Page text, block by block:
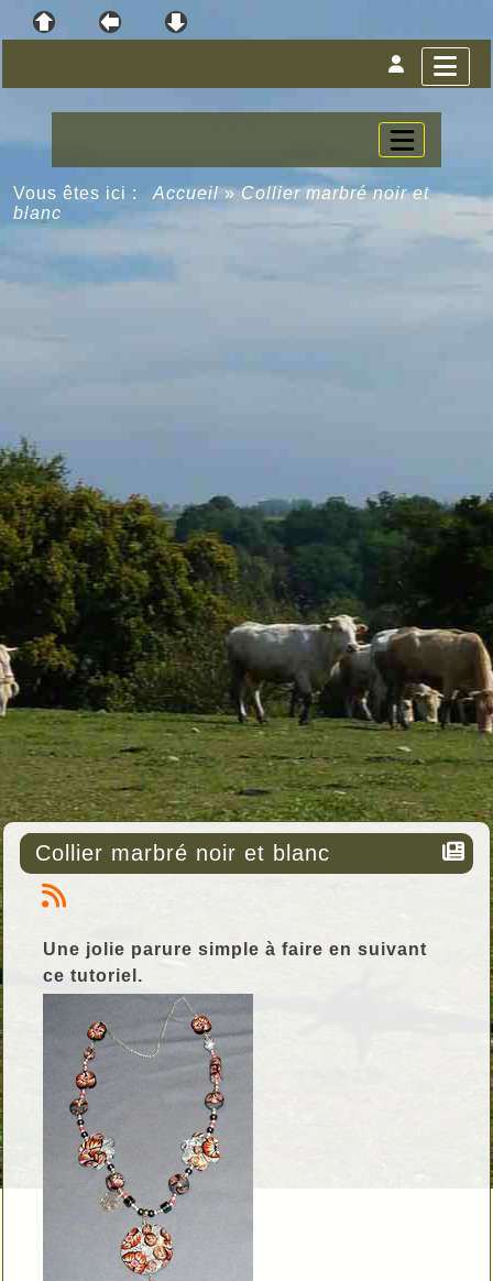
Vous êtes ici : Accueil»Collier marbré noir et
blanc
Collier marbré noir et blanc
Une jolie parure simple à faire en suivant
ce tutoriel.